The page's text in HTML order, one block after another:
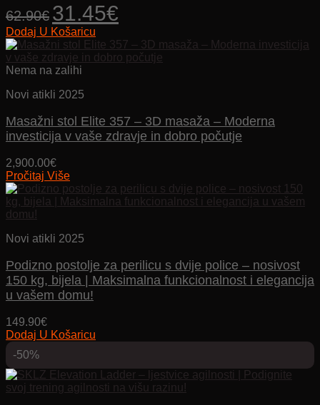
62.90€
Izvorna
cijena
bila
je:
62.90€.
31.45€cijena
31.45€.
Dodaj U Košaricu
Nema na zalihi
Novi atikli 2025
Masažni stol Elite 357 – 3D masaža – Moderna
investicija v vaše zdravje in dobro počutje
2,900.00€
Pročitaj Više
Novi atikli 2025
Podizno postolje za perilicu s dvije police – nosivost
150 kg, bijela | Maksimalna funkcionalnost i elegancija
u vašem domu!
149.90€
Dodaj U Košaricu
-50%